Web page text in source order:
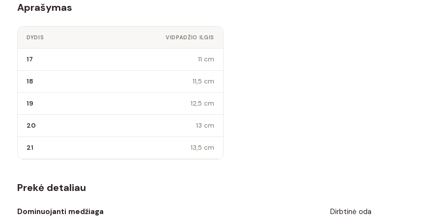
Aprašymas
DYDIS VIDPADŽIO ILGIS
17 11 cm
18 11,5 cm
19 12,5 cm
20 13 cm
21 13,5 cm
Prekė detaliau
Dominuojanti medžiaga
Dirbtinė oda